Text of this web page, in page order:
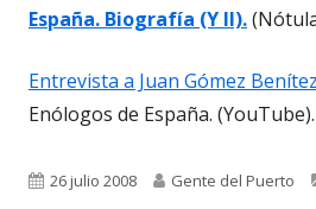
España. Biografía (Y II).
Entrevista a Juan Gómez Benítez
Enólogos de España. (YouTube).
Publicado
26 julio 2008 Autor
Gente del Puerto